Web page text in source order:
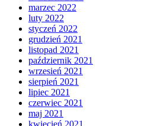
marzec 2022
luty 2022
styczeń 2022
grudzień 2021
listopad 2021
październik 2021
wrzesień 2021
sierpień 2021
lipiec 2021
czerwiec 2021
maj 2021